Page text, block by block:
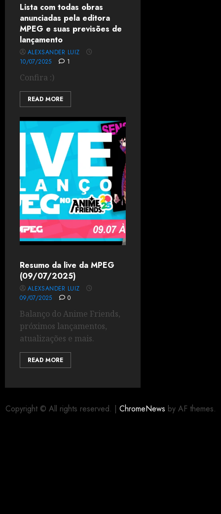
Lista com todas obras
anunciadas pela editora
MPEG e suas previsões de
lançamento
ALEXSANDER LUIZ
10/07/2025
1
Confira :)
READ MORE
Resumo da live da MPEG
(09/07/2025)
ALEXSANDER LUIZ
09/07/2025
0
Balanço do Anime Friends,
próximos lançamentos,
atualizações e mais.
READ MORE
Copyright © All rights reserved. | ChromeNews by AF themes.